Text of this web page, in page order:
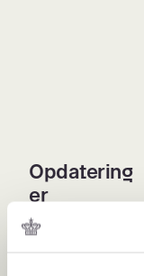
Opdatering
er